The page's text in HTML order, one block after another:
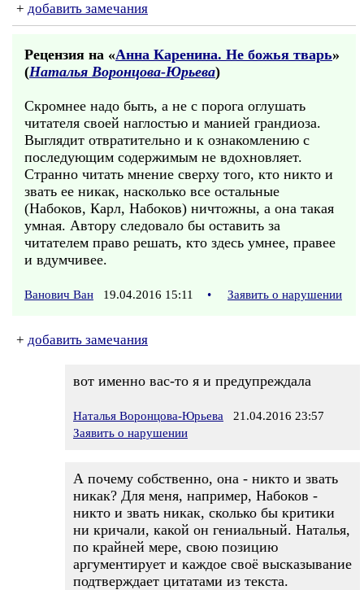
+ добавить замечания
Рецензия на «Анна Каренина. Не божья тварь»
(Наталья Воронцова-Юрьева)
Скромнее надо быть, а не с порога оглушать
читателя своей наглостью и манией грандиоза.
Выглядит отвратительно и к ознакомлению с
последующим содержимым не вдохновляет.
Странно читать мнение сверху того, кто никто и
звать ее никак, насколько все остальные
(Набоков, Карл, Набоков) ничтожны, а она такая
умная. Автору следовало бы оставить за
читателем право решать, кто здесь умнее, правее
и вдумчивее.
Ванович Ван 19.04.2016 15:11 • Заявить о нарушении
+ добавить замечания
вот именно вас-то я и предупреждала
Наталья Воронцова-Юрьева 21.04.2016 23:57
Заявить о нарушении
А почему собственно, она - никто и звать
никак? Для меня, например, Набоков -
никто и звать никак, сколько бы критики
ни кричали, какой он гениальный. Наталья,
по крайней мере, свою позицию
аргументирует и каждое своё высказывание
подтверждает цитатами из текста.